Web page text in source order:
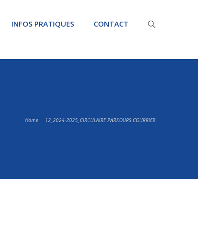
INFOS PRATIQUES CONTACT
Home 12_2024-2025_CIRCULAIRE PARKOURS COURRIER